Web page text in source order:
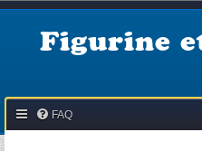
Figurine
FAQ